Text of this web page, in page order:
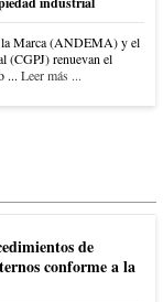
la Marca (ANDEMA) y el
(CGPJ) renuevan el
... Leer más ...
de
conforme a la